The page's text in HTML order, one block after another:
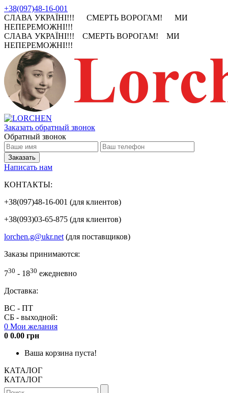
+38(097)48-16-001
СЛАВА УКРАЇНІ!!! СМЕРТЬ ВОРОГАМ! МИ
НЕПЕРЕМОЖНІ!!!
СЛАВА УКРАЇНІ!!! СМЕРТЬ ВОРОГАМ! МИ
НЕПЕРЕМОЖНІ!!!
Заказать обратный звонок
Обратный звонок
Написать нам
КОНТАКТЫ:
+38(097)48-16-001 (для клиентов)
+38(093)03-65-875 (для клиентов)
lorchen.g@ukr.net (для поставщиков)
Заказы принимаются:
730 - 1830 ежедневно
Доставка:
ВС - ПТ
СБ - выходной:
0 Мои желания
0 0.00 грн
Ваша корзина пуста!
КАТАЛОГ
КАТАЛОГ